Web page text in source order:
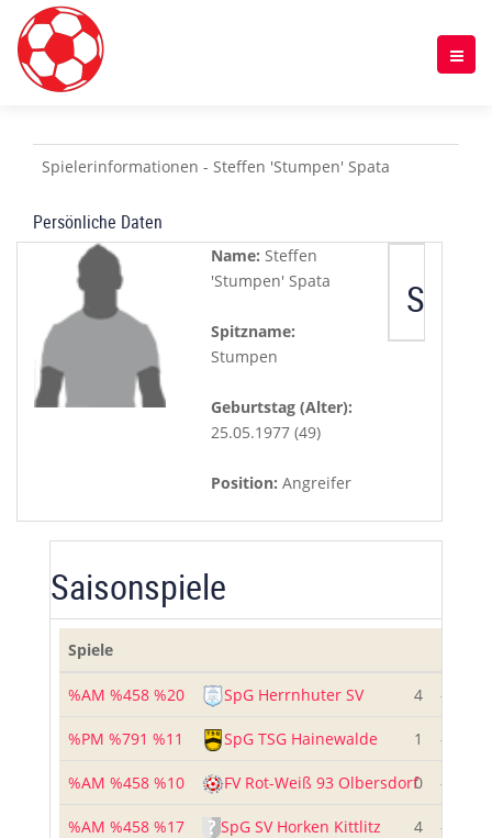
Spielerinformationen - Steffen 'Stumpen' Spata
Persönliche Daten
Name: Steffen
'Stumpen' Spata
Spitzname:
Stumpen
Geburtstag (Alter):
25.05.1977 (49)
Position: Angreifer
Saisonspiele
Spiele
%AM %458 %20 SpG Herrnhuter SV 4 -
%PM %791 %11 SpG TSG Hainewalde 1 -
%AM %458 %10 FV Rot-Weiß 93 Olbersdorf0 -
%AM %458 %17 SpG SV Horken Kittlitz 4 -